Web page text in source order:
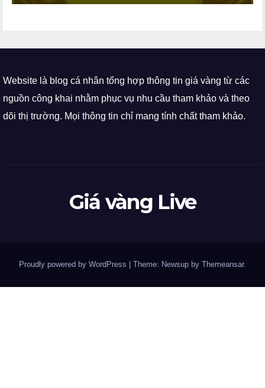
Website là blog cá nhân tổng hợp thông tin giá vàng từ các
nguồn công khai nhằm phục vụ nhu cầu tham khảo và theo
dõi thị trường. Mọi thông tin chỉ mang tính chất tham khảo.
Giá vàng Live
Proudly powered by WordPress Theme: Newsup by Themeansar.